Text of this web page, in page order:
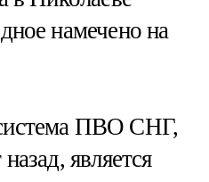
намечено на
ПВО СНГ,
является